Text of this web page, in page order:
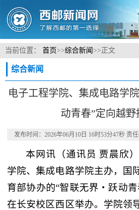
当前位置： 首页>>综合新闻 >> 正文
综合新闻
电子工程学院、集成电路学
动青春”定向越野
发布时间：2026年06月10日 16时53分47秒 责
本网讯 （通讯员 贾晨欣）
学院、集成电路学院主办，国
育部协办的“智联无界・跃动
在长安校区西区举办。学院领